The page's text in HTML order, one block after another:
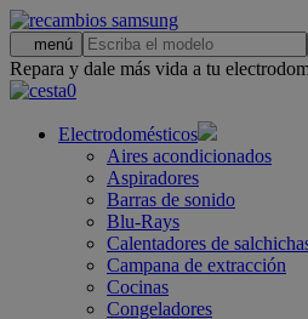
menú
Repara y dale más vida a tu
0
Electrodomésticos
Aires acondicionados
Aspiradores
Barras de sonido
Blu-Rays
Calentadores de
Campana de extracción
Cocinas
Congeladores